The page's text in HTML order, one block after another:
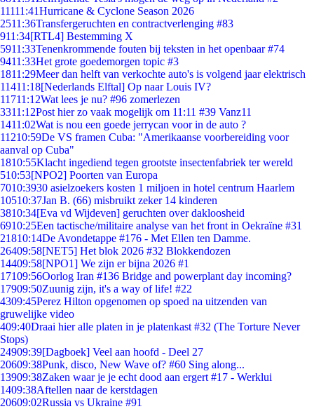
11111:41Hurricane & Cyclone Season 2026
2511:36Transfergeruchten en contractverlenging #83
911:34[RTL4] Bestemming X
5911:33Tenenkrommende fouten bij teksten in het openbaar #74
9411:33Het grote goedemorgen topic #3
1811:29Meer dan helft van verkochte auto's is volgend jaar elektrisch
11411:18[Nederlands Elftal] Op naar Louis IV?
11711:12Wat lees je nu? #96 zomerlezen
3311:12Post hier zo vaak mogelijk om 11:11 #39 Vanz11
1411:02Wat is nou een goede jerrycan voor in de auto ?
11210:59De VS framen Cuba: "Amerikaanse voorbereiding voor
aanval op Cuba"
1810:55Klacht ingediend tegen grootste insectenfabriek ter wereld
510:53[NPO2] Poorten van Europa
7010:3930 asielzoekers kosten 1 miljoen in hotel centrum Haarlem
10510:37Jan B. (66) misbruikt zeker 14 kinderen
3810:34[Eva vd Wijdeven] geruchten over dakloosheid
6910:25Een tactische/militaire analyse van het front in Oekraïne #31
21810:14De Avondetappe #176 - Met Ellen ten Damme.
26409:58[NET5] Het blok 2026 #32 Blokkendozen
14409:58[NPO1] We zijn er bijna 2026 #1
17109:56Oorlog Iran #136 Bridge and powerplant day incoming?
17909:50Zuunig zijn, it's a way of life! #22
4309:45Perez Hilton opgenomen op spoed na uitzenden van
gruwelijke video
409:40Draai hier alle platen in je platenkast #32 (The Torture Never
Stops)
24909:39[Dagboek] Veel aan hoofd - Deel 27
20609:38Punk, disco, New Wave of? #60 Sing along...
13909:38Zaken waar je je echt dood aan ergert #17 - Werklui
1409:38Aftellen naar de kerstdagen
20609:02Russia vs Ukraine #91